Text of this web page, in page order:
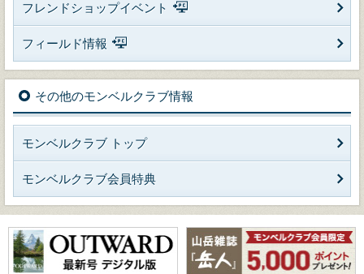
フレンドショップイベント
フィールド情報
その他のモンベルクラブ情報
モンベルクラブ トップ
モンベルクラブ会員特典